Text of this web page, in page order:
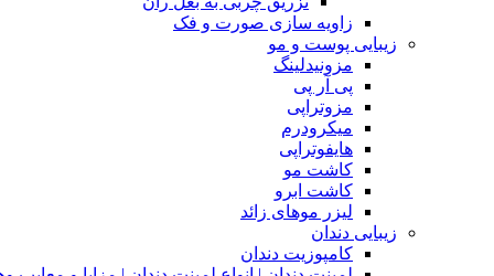
زاویه سازی صورت و فک
زیبایی پوست و مو
مزونیدلینگ
پی آر پی
مزوتراپی
میکرودرم
هایفوتراپی
کاشت مو
کاشت ابرو
لیزر موهای زائد
زیبایی دندان
کامپوزیت دندان